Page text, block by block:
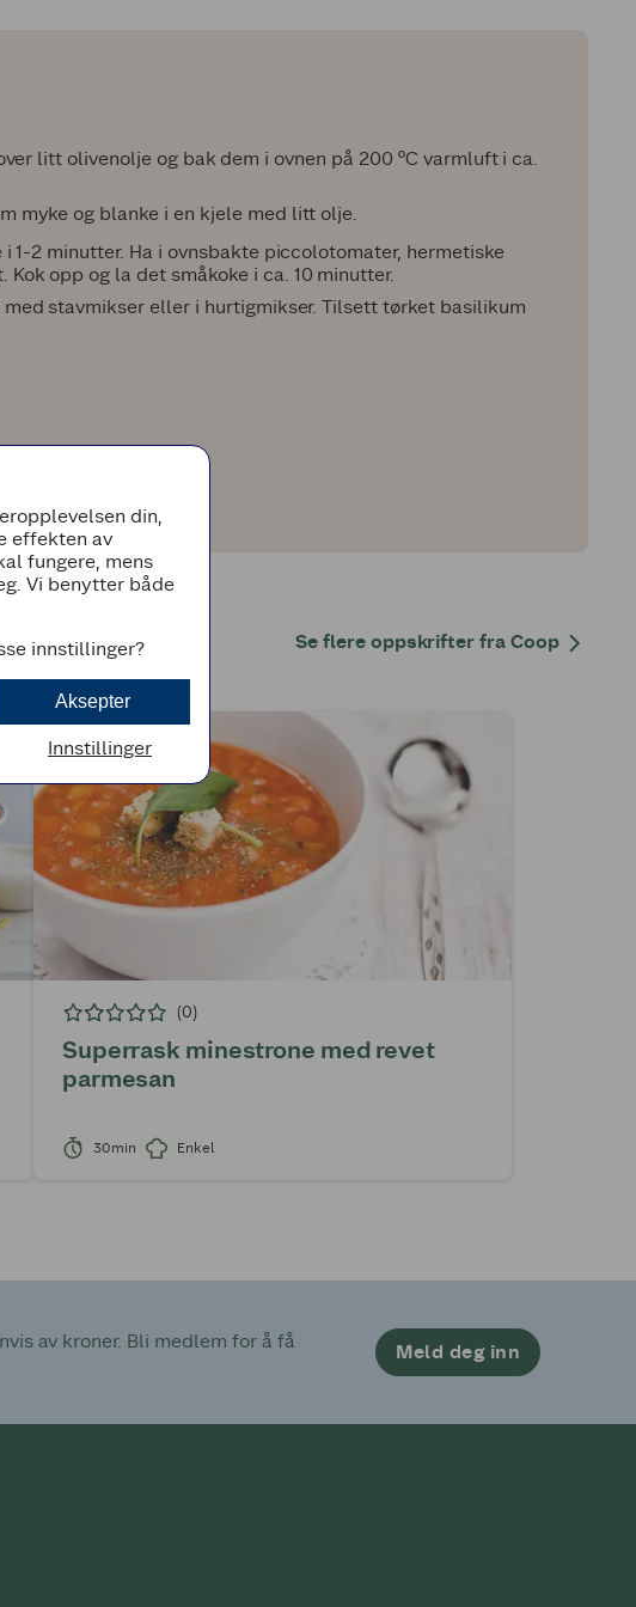
litt olivenolje og bak dem i ovnen på 200 ºC varmluft i ca.
myke og blanke i en kjele med litt olje.
1-2 minutter. Ha i ovnsbakte piccolotomater, hermetiske
opp og la det småkoke i ca. 10 minutter.
stavmikser eller i hurtigmikser. Tilsett tørket basilikum
Se flere oppskrifter fra Coop
(0)
Superrask minestrone med revet
parmesan
30min Enkel
av kroner. Bli medlem for å få
Meld deg inn
din,
effekten av
fungere, mens
Vi benytter både
innstillinger?
Aksepter
Innstillinger